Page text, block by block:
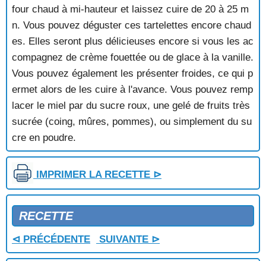
four chaud à mi-hauteur et laissez cuire de 20 à 25 m
n. Vous pouvez déguster ces tartelettes encore chaud
es. Elles seront plus délicieuses encore si vous les ac
compagnez de crème fouettée ou de glace à la vanille.
Vous pouvez également les présenter froides, ce qui p
ermet alors de les cuire à l'avance. Vous pouvez remp
lacer le miel par du sucre roux, une gelé de fruits très
sucrée (coing, mûres, pommes), ou simplement du su
cre en poudre.
IMPRIMER LA RECETTE ⊳
RECETTE
⊲ PRÉCÉDENTE SUIVANTE ⊳